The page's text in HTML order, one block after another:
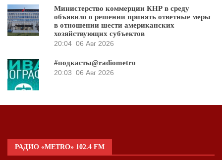
Министерство коммерции КНР в среду
объявило о решении принять ответные меры
в отношении шести американских
хозяйствующих субъектов
20:04 06 Авг 2026
#подкасты@radiometro
20:03 06 Авг 2026
РАДИО «METRO» 102.4 FM